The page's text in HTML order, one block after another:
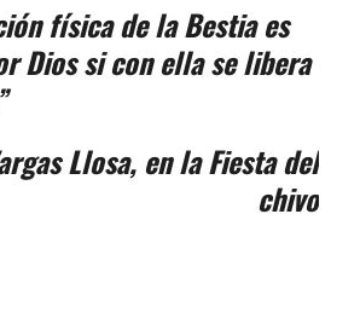
física de la Bestia es
Dios si con ella se libera
Llosa, en la Fiesta del
chivo